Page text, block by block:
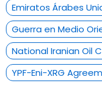
Emiratos Árabes
Guerra en Medio
National Iranian Oil
YPF-Eni-XRG